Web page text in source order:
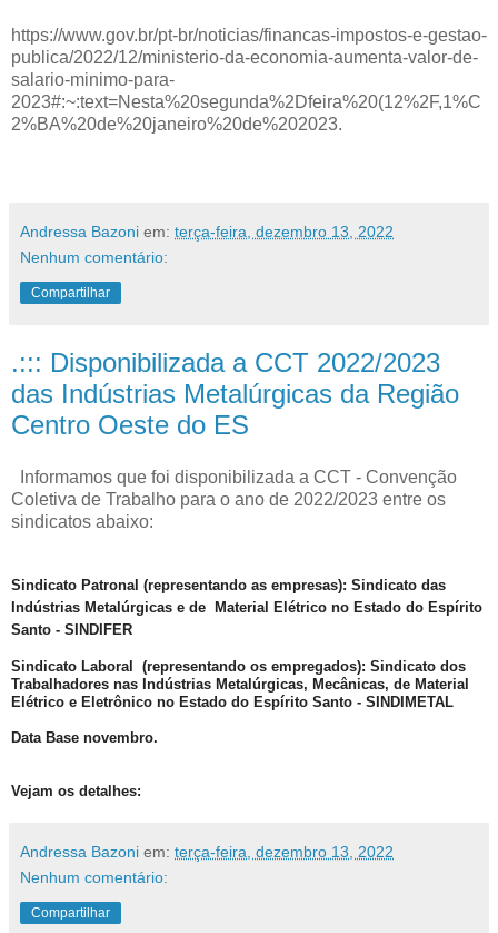
https://www.gov.br/pt-br/noticias/financas-impostos-e-gestao-
publica/2022/12/ministerio-da-economia-aumenta-valor-de-
salario-minimo-para-
2023#:~:text=Nesta%20segunda%2Dfeira%20(12%2F,1%C
2%BA%20de%20janeiro%20de%202023.
Andressa Bazoni em: terça-feira, dezembro 13, 2022
Nenhum comentário:
Compartilhar
.::: Disponibilizada a CCT 2022/2023
das Indústrias Metalúrgicas da Região
Centro Oeste do ES
Informamos que foi disponibilizada a CCT - Convenção
Coletiva de Trabalho para o ano de 2022/2023 entre os
sindicatos abaixo:
Sindicato Patronal (representando as empresas): Sindicato das
Indústrias Metalúrgicas e de Material Elétrico no Estado do Espírito
Santo - SINDIFER
Sindicato Laboral (representando os empregados): Sindicato dos
Trabalhadores nas Indústrias Metalúrgicas, Mecânicas, de Material
Elétrico e Eletrônico no Estado do Espírito Santo - SINDIMETAL
Data Base novembro.
Vejam os detalhes:
Andressa Bazoni em: terça-feira, dezembro 13, 2022
Nenhum comentário:
Compartilhar